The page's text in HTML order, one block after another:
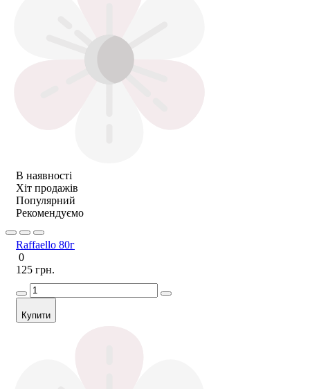
В наявності
Хіт продажів
Популярний
Рекомендуємо
Raffaello 80г
0
125 грн.
Купити